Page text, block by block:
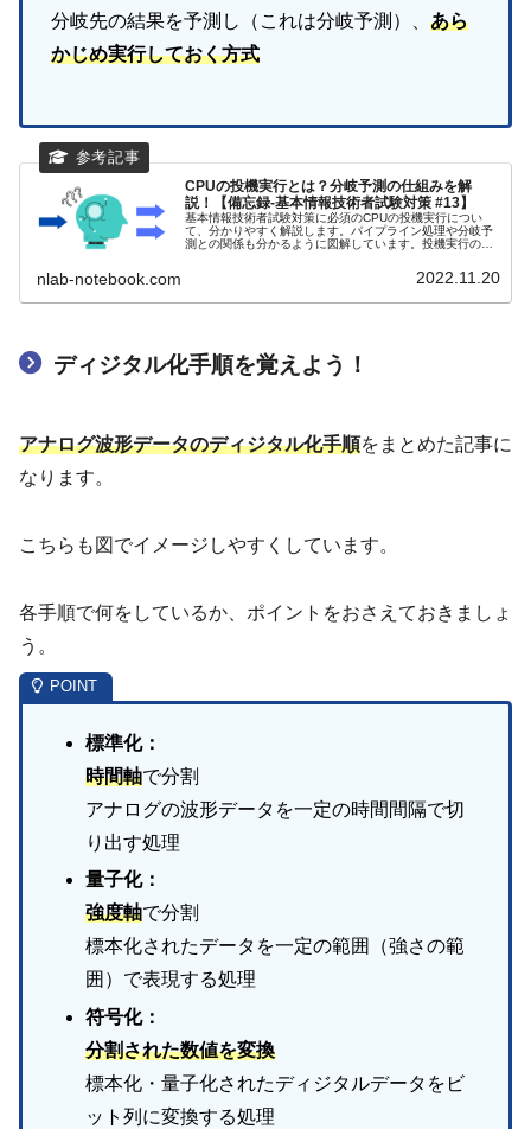
分岐先の結果を予測し（これは分岐予測）、 あら
かじめ実行しておく方式
CPUの投機実行とは？分岐予測の仕組みを解
説！【備忘録-基本情報技術者試験対策 #13】
基本情報技術者試験対策に必須のCPUの投機実行につい
て、分かりやすく解説します。パイプライン処理や分岐予
測との関係も分かるように図解しています。投機実行の仕
nlab-notebook.com 2022.11.20
ディジタル化手順を覚えよう！
アナログ波形データのディジタル化手順をまとめた記事に
なります。
こちらも図でイメージしやすくしています。
各手順で何をしているか、ポイントをおさえておきましょ
う。
標準化：
時間軸で分割
アナログの波形データを一定の時間間隔で切
り出す処理
量子化：
強度軸で分割
標本化されたデータを一定の範囲（強さの範
囲）で表現する処理
符号化：
分割された数値を変換
標本化・量子化されたディジタルデータをビ
ット列に変換する処理